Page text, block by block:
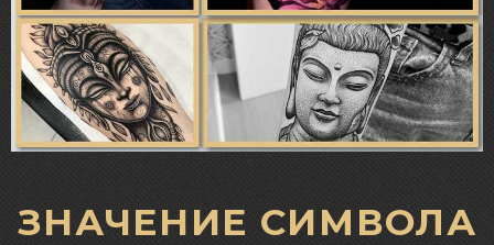
ЗНАЧЕНИЕ СИМВОЛА